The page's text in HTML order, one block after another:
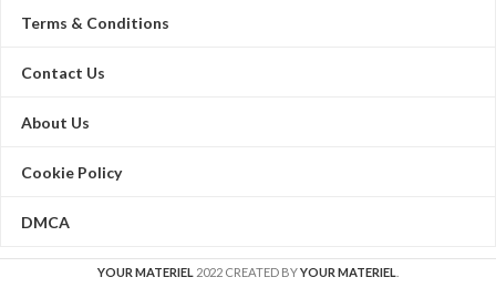
Terms & Conditions
Contact Us
About Us
Cookie Policy
DMCA
YOUR MATERIEL 2022 CREATED BYYOUR MATERIEL